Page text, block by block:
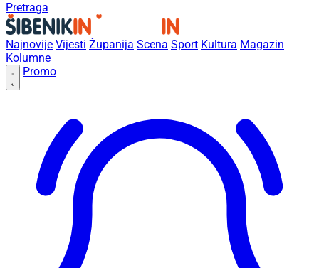
Pretraga
Najnovije Vijesti Županija Scena Sport Kultura Magazin
Kolumne
Promo